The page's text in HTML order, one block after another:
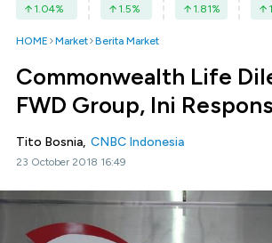
1.04% 1.5% 1.81%
HOME Market Berita Market
Commonwealth Life
FWD Group, Ini
Tito Bosnia, CNBC Indonesia
23 October 2018 16:49